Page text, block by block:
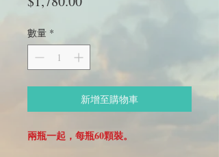
數量 *
新增至購物車
兩瓶一起，每瓶60顆裝。